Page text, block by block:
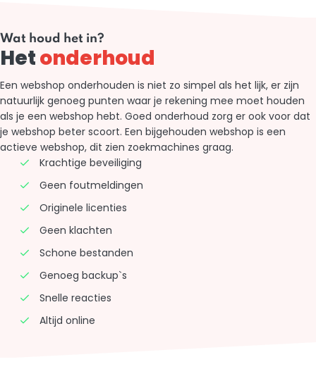
Wat houd het in?
Hetonderhoud
Een webshop onderhouden is niet zo simpel als het lijk, er zijn
natuurlijk genoeg punten waar je rekening mee moet houden
als je een webshop hebt. Goed onderhoud zorg er ook voor dat
je webshop beter scoort. Een bijgehouden webshop is een
actieve webshop, dit zien zoekmachines graag.
Krachtige beveiliging
Geen foutmeldingen
Originele licenties
Geen klachten
Schone bestanden
Genoeg backup`s
Snelle reacties
Altijd online